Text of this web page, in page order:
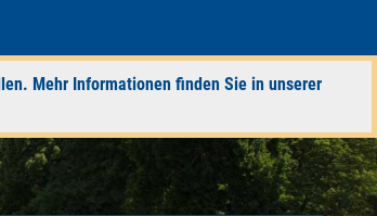
Mehr Informationen finden Sie in unserer